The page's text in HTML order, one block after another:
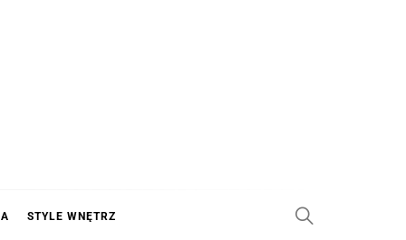
STYLE WNĘTRZ